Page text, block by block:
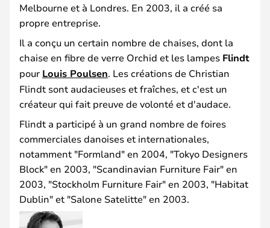
Melbourne et à Londres. En 2003, il a créé sa
propre entreprise.
Il a conçu un certain nombre de chaises, dont la
chaise en fibre de verre Orchid et les lampes Flindt
pour Louis Poulsen. Les créations de Christian
Flindt sont audacieuses et fraîches, et c'est un
créateur qui fait preuve de volonté et d'audace.
Flindt a participé à un grand nombre de foires
commerciales danoises et internationales,
notamment "Formland" en 2004, "Tokyo Designers
Block" en 2003, "Scandinavian Furniture Fair" en
2003, "Stockholm Furniture Fair" en 2003, "Habitat
Dublin" et "Salone Satelitte" en 2003.